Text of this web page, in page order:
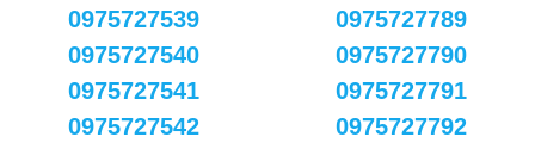
0975727539
0975727540
0975727541
0975727542
0975727789
0975727790
0975727791
0975727792